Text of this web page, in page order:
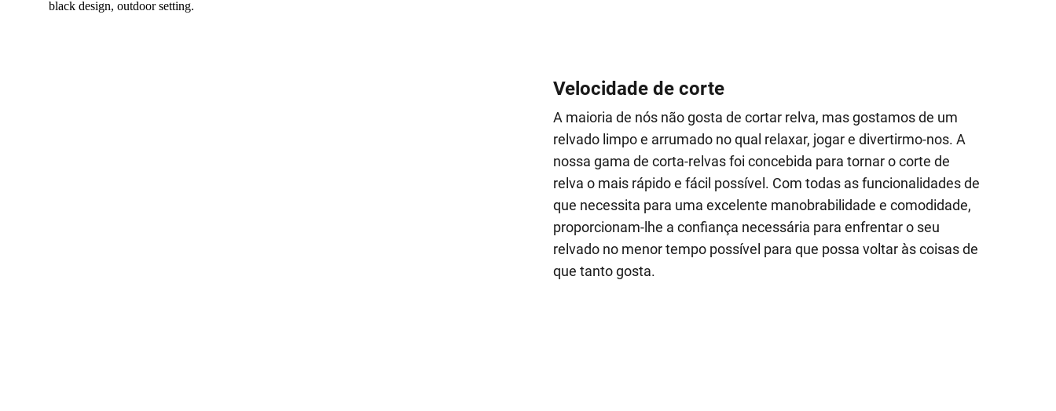
Velocidade de corte
A maioria de nós não gosta de cortar relva, mas gostamos de um
relvado limpo e arrumado no qual relaxar, jogar e divertirmo-nos. A
nossa gama de corta-relvas foi concebida para tornar o corte de
relva o mais rápido e fácil possível. Com todas as funcionalidades de
que necessita para uma excelente manobrabilidade e comodidade,
proporcionam-lhe a confiança necessária para enfrentar o seu
relvado no menor tempo possível para que possa voltar às coisas de
que tanto gosta.